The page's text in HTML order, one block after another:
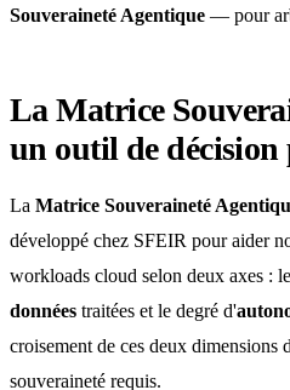
Souveraineté Agentique — pour
La Matrice
un outil de
La Matrice Souveraineté
développé chez SFEIR pour aider
workloads cloud selon deux axes :
données traitées et le degré d'
croisement de ces deux dimensions
souveraineté requis.